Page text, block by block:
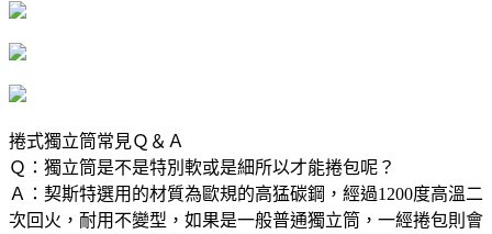
捲式獨立筒常見Ｑ＆Ａ
Ｑ：獨立筒是不是特別軟或是細所以才能捲包呢？
Ａ：契斯特選用的材質為歐規的高猛碳鋼，經過1200度高溫二
次回火，耐用不變型，如果是一般普通獨立筒，一經捲包則會